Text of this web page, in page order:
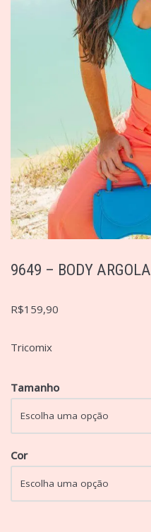
9649 – BODY ARGOLA
R$159,90
Tricomix
Tamanho
Cor